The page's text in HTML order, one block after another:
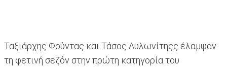
Ταξιάρχης Φούντας και Τάσος Αυλωνίτηςς έλαμψαν
τη φετινή σεζόν στην πρώτη κατηγορία του